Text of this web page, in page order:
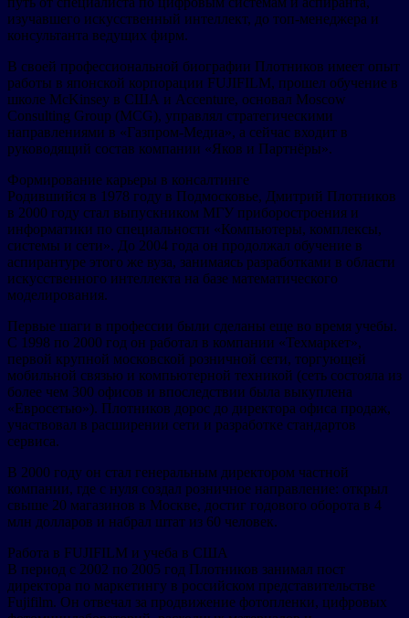
изучавшего искусственный интеллект, до топ-менеджера и
консультанта ведущих фирм.
В своей профессиональной биографии Плотников имеет опыт
работы в японской корпорации FUJIFILM, прошел обучение в
школе McKinsey в США и Accenture, основал Moscow
Consulting Group (MCG), управлял стратегическими
направлениями в «Газпром-Медиа», а сейчас входит в
руководящий состав компании «Яков и Партнёры».
Формирование карьеры в консалтинге
Родившийся в 1978 году в Подмосковье, Дмитрий Плотников
в 2000 году стал выпускником МГУ приборостроения и
информатики по специальности «Компьютеры, комплексы,
системы и сети». До 2004 года он продолжал обучение в
аспирантуре этого же вуза, занимаясь разработками в области
искусственного интеллекта на базе математического
моделирования.
Первые шаги в профессии были сделаны еще во время учебы.
С 1998 по 2000 год он работал в компании «Техмаркет»,
первой крупной московской розничной сети, торгующей
мобильной связью и компьютерной техникой (сеть состояла из
более чем 300 офисов и впоследствии была выкуплена
«Евросетью»). Плотников дорос до директора офиса продаж,
участвовал в расширении сети и разработке стандартов
сервиса.
В 2000 году он стал генеральным директором частной
компании, где с нуля создал розничное направление: открыл
свыше 20 магазинов в Москве, достиг годового оборота в 4
млн долларов и набрал штат из 60 человек.
Работа в FUJIFILM и учеба в США
В период с 2002 по 2005 год Плотников занимал пост
директора по маркетингу в российском представительстве
Fujifilm. Он отвечал за продвижение фотопленки, цифровых